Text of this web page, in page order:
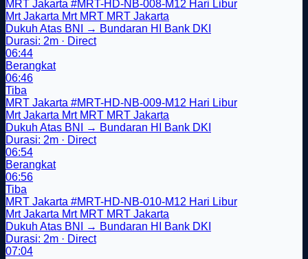
MRT Jakarta #MRT-HD-NB-008-M12 Hari Libur
Mrt Jakarta Mrt MRT MRT Jakarta
Dukuh Atas BNI → Bundaran HI Bank DKI
Durasi: 2m · Direct
06:44
Berangkat
06:46
Tiba
MRT Jakarta #MRT-HD-NB-009-M12 Hari Libur
Mrt Jakarta Mrt MRT MRT Jakarta
Dukuh Atas BNI → Bundaran HI Bank DKI
Durasi: 2m · Direct
06:54
Berangkat
06:56
Tiba
MRT Jakarta #MRT-HD-NB-010-M12 Hari Libur
Mrt Jakarta Mrt MRT MRT Jakarta
Dukuh Atas BNI → Bundaran HI Bank DKI
Durasi: 2m · Direct
07:04